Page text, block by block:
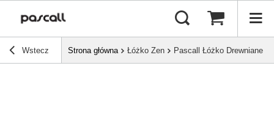
Wstecz Strona główna Łóżko Zen Pascall Łóżko Drewniane